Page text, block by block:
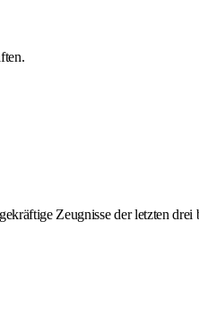
Zeugnisse der letzten drei